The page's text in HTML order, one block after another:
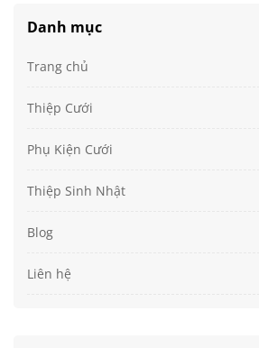
Danh mục
Trang chủ
Thiệp Cưới
Phụ Kiện Cưới
Thiệp Sinh Nhật
Blog
Liên hệ